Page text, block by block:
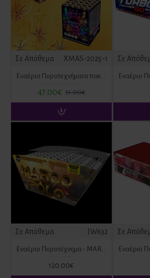
Σε Απόθεμα XMAS-2025-1
Εναέρια Πυροτεχνήματα πακέτο προσφορών
47.00€ 51.00€
Σε
Σε Απόθεμα JW632
120.00€
Σε